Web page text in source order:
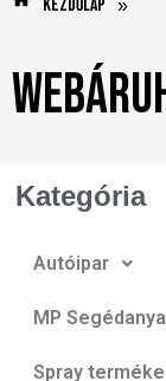
Kezdőlap »
Kategória
Autóipar
MP
Spray